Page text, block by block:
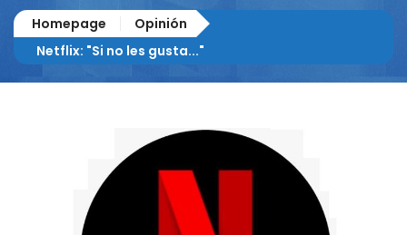
Homepage
Opinión
Netflix: "Si no les gusta..."